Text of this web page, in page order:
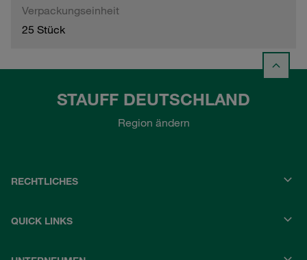
Verpackungseinheit
25 Stück
STAUFF DEUTSCHLAND
Region ändern
RECHTLICHES
QUICK LINKS